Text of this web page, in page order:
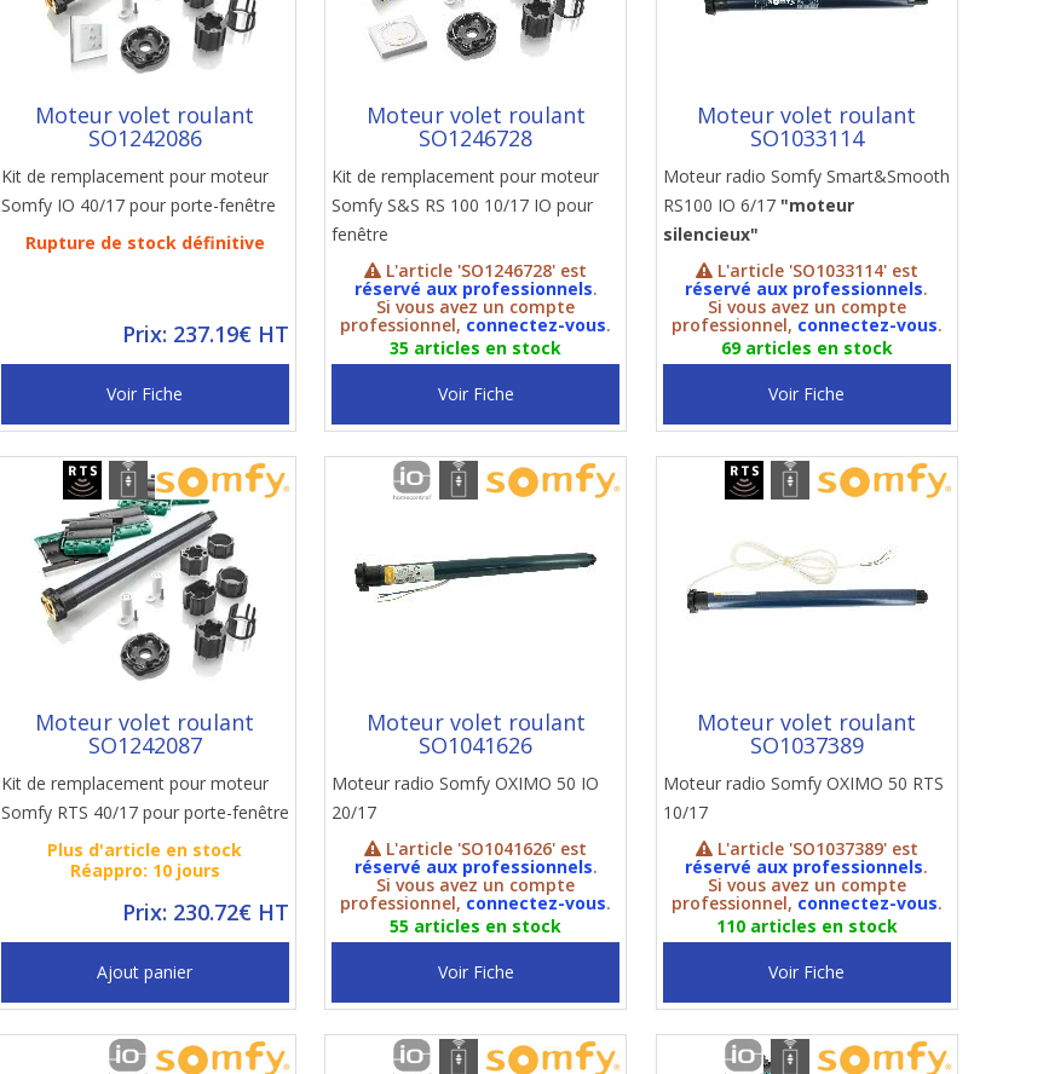
Moteur volet roulant
SO1242086
Kit de remplacement pour moteur
Somfy IO 40/17 pour porte-fenêtre
Rupture de stock définitive
Prix: 237.19€ HT
Voir Fiche
Moteur volet roulant
SO1246728
Kit de remplacement pour moteur
Somfy S&S RS 100 10/17 IO pour
fenêtre
L'article 'SO1246728' est
réservé aux professionnels.
Si vous avez un compte
professionnel, connectez-vous.
35 articles en stock
Voir Fiche
Moteur volet roulant
SO1033114
Moteur radio Somfy Smart&Smooth
RS100 IO 6/17 "moteur
silencieux"
L'article 'SO1033114' est
réservé aux professionnels.
Si vous avez un compte
professionnel, connectez-vous.
69 articles en stock
Voir Fiche
Moteur volet roulant
SO1242087
Kit de remplacement pour moteur
Somfy RTS 40/17 pour porte-fenêtre
Plus d'article en stock
Réappro: 10 jours
Prix: 230.72€ HT
Ajout panier
Moteur volet roulant
SO1041626
Moteur radio Somfy OXIMO 50 IO
20/17
L'article 'SO1041626' est
réservé aux professionnels.
Si vous avez un compte
professionnel, connectez-vous.
55 articles en stock
Voir Fiche
Moteur volet roulant
SO1037389
Moteur radio Somfy OXIMO 50 RTS
10/17
L'article 'SO1037389' est
réservé aux professionnels.
Si vous avez un compte
professionnel, connectez-vous.
110 articles en stock
Voir Fiche